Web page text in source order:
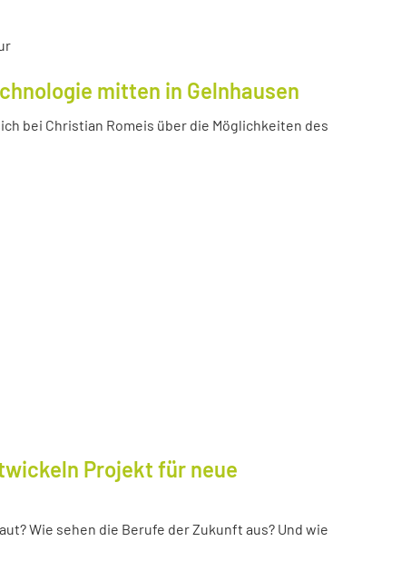
mitten in Gelnhausen
bei Christian Romeis über die Möglichkeiten des
Projekt für neue
Wie sehen die Berufe der Zukunft aus? Und wie